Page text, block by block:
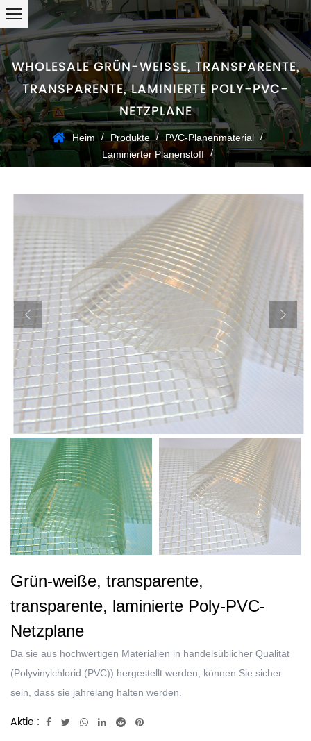
WHOLESALE GRÜN-WEISSE, TRANSPARENTE, T
RANSPARENTE, LAMINIERTE POLY-PVC-N
ETZPLANE
Heim / Produkte / PVC-Planenmaterial /
Laminierter Planenstoff /
Grün-weiße, transparente,
transparente, laminierte Poly-PVC-
Netzplane
Da sie aus hochwertigen Materialien in handelsüblicher Qualität
(Polyvinylchlorid (PVC)) hergestellt werden, können Sie sicher
sein, dass sie jahrelang halten werden.
Aktie :